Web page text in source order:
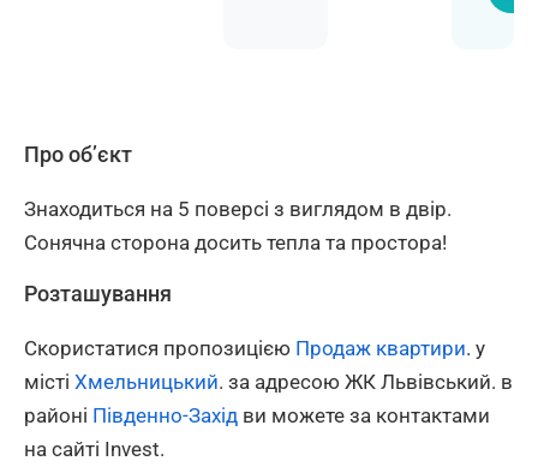
Про об’єкт
Знаходиться на 5 поверсі з виглядом в двір.
Сонячна сторона досить тепла та простора!
Розташування
Скористатися пропозицією Продаж квартири. у
місті Хмельницький. за адресою ЖК Львівський. в
районі Південно-Захід ви можете за контактами
на сайті Invest.